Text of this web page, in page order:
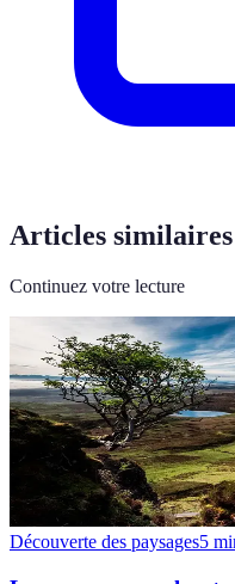
Articles similaires
Continuez votre lecture
Découverte des paysages5